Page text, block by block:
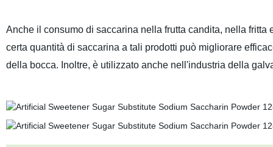
Anche il consumo di saccarina nella frutta candita, nella
certa quantità di saccarina a tali prodotti può migliorare
della bocca. Inoltre, è utilizzato anche nell'industria della